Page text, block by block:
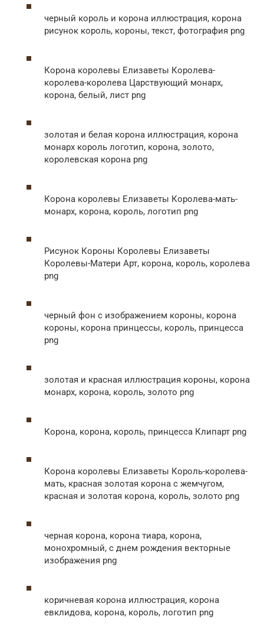
черный король и корона иллюстрация, корона
рисунок король, короны, текст, фотография png
Корона королевы Елизаветы Королева-
королева-королева Царствующий монарх,
корона, белый, лист png
золотая и белая корона иллюстрация, корона
монарх король логотип, корона, золото,
королевская корона png
Корона королевы Елизаветы Королева-мать-
монарх, корона, король, логотип png
Рисунок Короны Королевы Елизаветы
Королевы-Матери Арт, корона, король, королева
png
черный фон с изображением короны, корона
короны, корона принцессы, король, принцесса
png
золотая и красная иллюстрация короны, корона
монарх, корона, король, золото png
Корона, корона, король, принцесса Клипарт png
Корона королевы Елизаветы Король-королева-
мать, красная золотая корона с жемчугом,
красная и золотая корона, король, золото png
черная корона, корона тиара, корона,
монохромный, с днем ​​рождения векторные
изображения png
коричневая корона иллюстрация, корона
евклидова, корона, король, логотип png